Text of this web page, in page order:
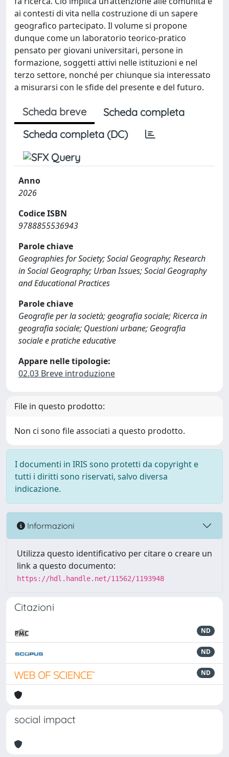
ai contesti di vita nella costruzione di un sapere
geografico partecipato. Il volume si propone
dunque come un laboratorio teorico-pratico
pensato per giovani universitari, persone in
formazione, soggetti attivi nelle istituzioni e nel
terzo settore, nonché per chiunque sia interessato
a misurarsi con le sfide del presente e del futuro.
Scheda breve
Scheda completa
Scheda completa (DC)
Anno
2026
Codice ISBN
9788855536943
Parole chiave
Geographies for Society; Social Geography; Research
in Social Geography; Urban Issues; Social Geography
and Educational Practices
Parole chiave
Geografie per la società; geografia sociale; Ricerca in
geografia sociale; Questioni urbane; Geografia
sociale e pratiche educative
Appare nelle tipologie:
02.03 Breve introduzione
File in questo prodotto:
Non ci sono file associati a questo prodotto.
I documenti in IRIS sono protetti da copyright e
tutti i diritti sono riservati, salvo diversa
indicazione.
Informazioni
Utilizza questo identificativo per citare o creare un
link a questo documento:
https://hdl.handle.net/11562/1193948
Citazioni
ND
ND
ND
social impact